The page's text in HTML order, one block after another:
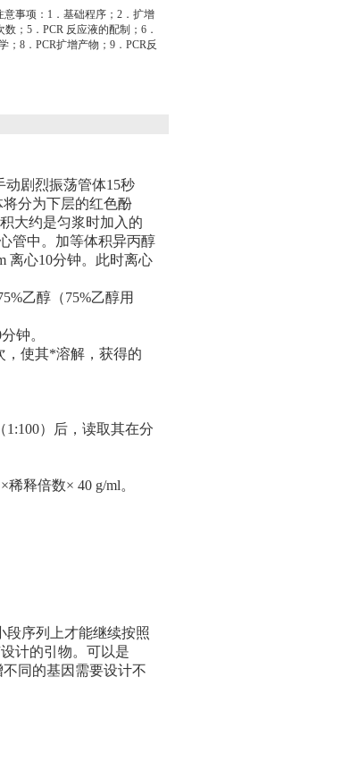
事项：1．基础程序；2．扩增
；5．PCR 反应液的配制；6．
；8．PCR扩增产物；9．PCR反
剧烈振荡管体15秒
分为下层的红色酚
大约是匀浆时加入的
管中。加等体积异丙醇
离心10分钟。此时离心
乙醇（75%乙醇用
钟。
使其*溶解，获得的
）后，读取其在分
释倍数× 40 g/ml。
段序列上才能继续按照
计的引物。可以是
同的基因需要设计不